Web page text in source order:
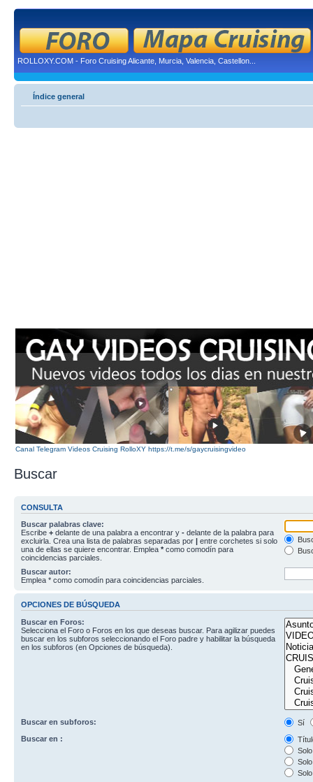
ROLLOXY.COM - Foro Cruising Alicante, Murcia, Valencia, Castellon...
Índice general
Canal Telegram Videos Cruising RolloXY https://t.me/s/gaycruisingvideo
Buscar
CONSULTA
Buscar palabras clave:
Escribe + delante de una palabra a encontrar y - delante de la palabra para
excluirla. Crea una lista de palabras separadas por | entre corchetes si solo
una de ellas se quiere encontrar. Emplea * como comodín para
coincidencias parciales.
Buscar autor:
Emplea * como comodín para coincidencias parciales.
OPCIONES DE BÚSQUEDA
Buscar en Foros:
Selecciona el Foro o Foros en los que deseas buscar. Para agilizar puedes
buscar en los subforos seleccionando el Foro padre y habilitar la búsqueda
en los subforos (en Opciones de búsqueda).
Buscar en subforos:
Sí
Buscar en :